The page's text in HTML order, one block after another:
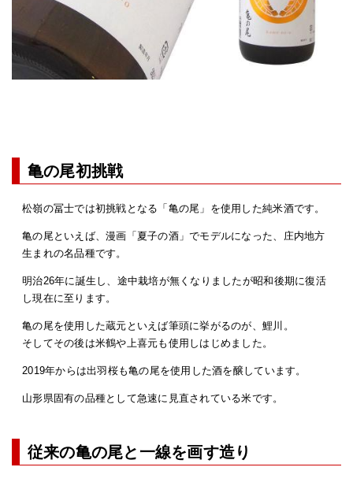
亀の尾初挑戦
松嶺の冨士では初挑戦となる「亀の尾」を使用した純米酒です。
亀の尾といえば、漫画「夏子の酒」でモデルになった、庄内地方
生まれの名品種です。
明治26年に誕生し、途中栽培が無くなりましたが昭和後期に復活
し現在に至ります。
亀の尾を使用した蔵元といえば筆頭に挙がるのが、鯉川。
そしてその後は米鶴や上喜元も使用しはじめました。
2019年からは出羽桜も亀の尾を使用した酒を醸しています。
山形県固有の品種として急速に見直されている米です。
従来の亀の尾と一線を画す造り